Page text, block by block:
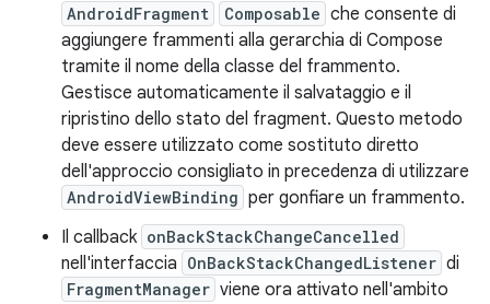
AndroidFragment Composable che consente di
aggiungere frammenti alla gerarchia di Compose
tramite il nome della classe del frammento.
Gestisce automaticamente il salvataggio e il
ripristino dello stato del fragment. Questo metodo
deve essere utilizzato come sostituto diretto
dell'approccio consigliato in precedenza di utilizzare
AndroidViewBinding per gonfiare un frammento.
Il callback onBackStackChangeCancelled
nell'interfaccia OnBackStackChangedListener di
FragmentManager viene ora attivato nell'ambito